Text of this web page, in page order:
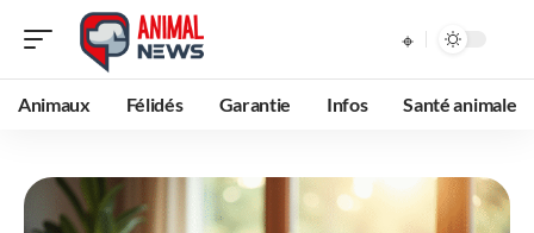
Animaux Félidés Garantie Infos Santé animale